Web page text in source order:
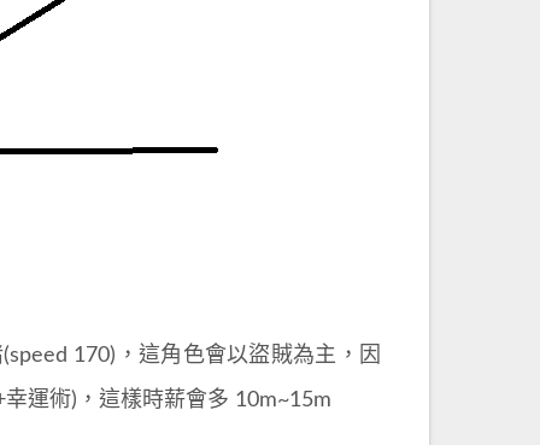
170)，這角色會以盜賊為主，因
幸運術)，這樣時薪會多 10m~15m